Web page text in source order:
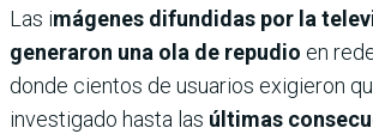
Las imágenes difundidas por la
generaron una ola de repudio en
donde cientos de usuarios exigieron
investigado hasta las últimas